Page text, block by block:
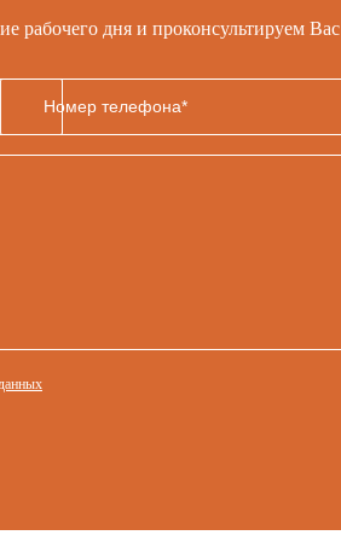
рабочего дня и проконсультируем Вас